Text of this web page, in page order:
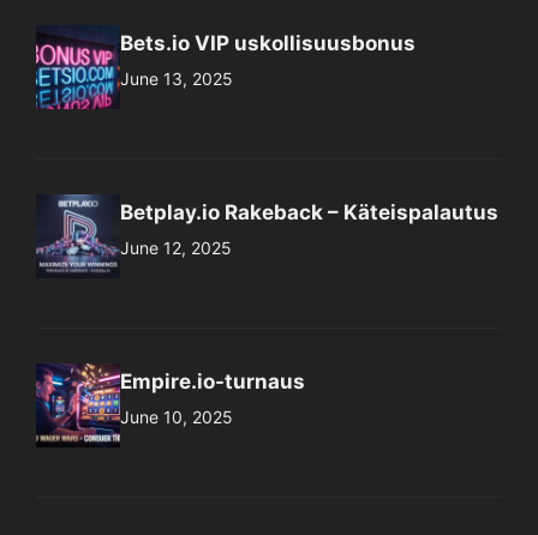
Bets.io VIP uskollisuusbonus
June 13, 2025
Betplay.io Rakeback – Käteispalautus
June 12, 2025
Empire.io-turnaus
June 10, 2025